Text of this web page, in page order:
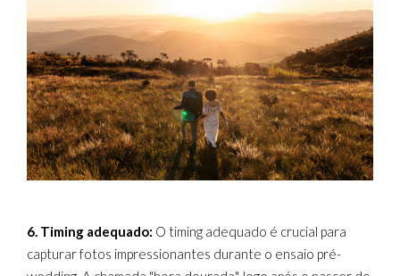
6. Timing adequado: O timing adequado é crucial para
capturar fotos impressionantes durante o ensaio pré-